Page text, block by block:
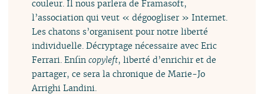
couleur. Il nous parlera de Framasoft,
l’association qui veut « dégoogliser » Internet.
Les chatons s’organisent pour notre liberté
individuelle. Décryptage nécessaire avec Eric
Ferrari. Enfincopyleft, liberté d’enrichir et de
partager, ce sera la chronique de Marie-Jo
Arrighi Landini.